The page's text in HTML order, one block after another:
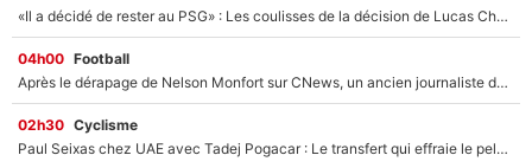
«Il a décidé de rester au PSG» : Les coulisses de la décision de Lucas Chevalier pour son transfert
04h00 Football
Après le dérapage de Nelson Monfort sur CNews, un ancien journaliste de France Télévisions relance la polémique sur les incendies en Gironde
02h30 Cyclisme
Paul Seixas chez UAE avec Tadej Pogacar : Le transfert qui effraie le peloton, «c’est la pire des choses qui puisse arriver»